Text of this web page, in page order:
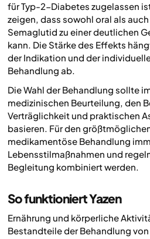
für Typ-2-Diabetes zugelassen
zeigen, dass sowohl oral als
Semaglutid zu einer deutlichen
kann. Die Stärke des Effekts
der Indikation und der
Behandlung ab.
Die Wahl der Behandlung sollte
medizinischen Beurteilung, den
Verträglichkeit und praktischen
basieren. Für den
medikamentöse Behandlung
Lebensstilmaßnahmen und
Begleitung kombiniert werden.
So funktioniert Yazen
Ernährung und körperliche
Bestandteile der Behandlung von